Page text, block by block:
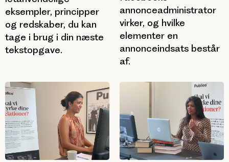
eksempler, principper
og redskaber, du kan
tage i brug i din næste
tekstopgave.
annonceadministrator
virker, og hvilke
elementer en
annonceindsats består
af.